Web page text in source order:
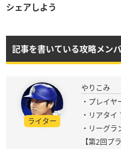
シェアしよう
記事を書いている攻略メン
ライター
やりこみ
・プレイ
・リアタイ
・リーグ
【第2回プ